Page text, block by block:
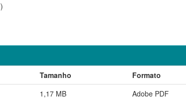
Tamanho
Formato
1,17 MB Adobe PDF